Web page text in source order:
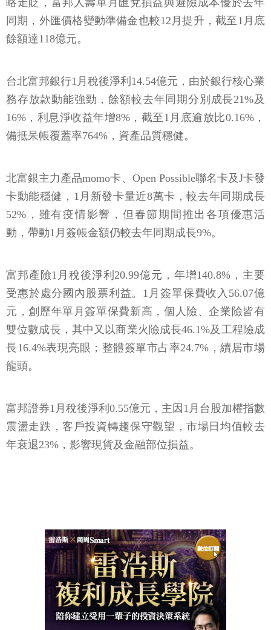
略走貶，富邦人壽單月匯兌損益與避險成本優於去年
同期，外匯價格變動準備金也較12月提升，截至1月底
餘額達118億元。
台北富邦銀行1月稅後淨利14.54億元，由於銀行核心業
務存放款動能強勁，餘額較去年同期分別成長21%及
16%，利息淨收益年增8%，截至1月底逾放比0.16%，
備抵呆帳覆蓋率764%，資產品質穩健。
北富銀主力產品momo卡、Open Possible聯名卡及J卡發
卡動能穩健，1月新發卡量近8萬卡，較去年同期成長
52%，雖有疫情影響，但春節期間推出各項優惠活
動，帶動1月簽帳金額仍較去年同期成長9%。
富邦產險1月稅後淨利20.99億元，年增140.8%，主要
受惠於處分國內股票利益。1月簽單保費收入56.07億
元，創歷年單月簽單保費新高，個人險、企業險皆有
雙位數成長，其中又以商業火險成長46.1%及工程險成
長16.4%表現亮眼；整體簽單市占率24.7%，續居市場
龍頭。
富邦證券1月稅後淨利0.55億元，主因1月台股加權指數
震盪走跌，客戶投資轉趨保守觀望，市場日均值較去
年衰退23%，影響現貨及金融部位損益。